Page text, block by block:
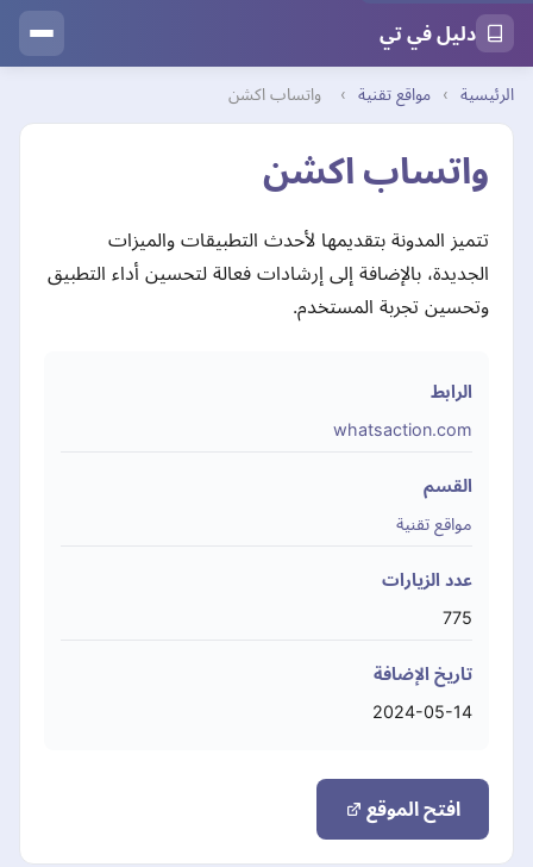
دليل في تي
الرئيسية › مواقع تقنية › واتساب اكشن
واتساب اكشن
تتميز المدونة بتقديمها لأحدث التطبيقات والميزات
الجديدة، بالإضافة إلى إرشادات فعالة لتحسين أداء التطبيق
وتحسين تجربة المستخدم.
الرابط
whatsaction.com
القسم
مواقع تقنية
عدد الزيارات
775
تاريخ الإضافة
2024-05-14
افتح الموقع